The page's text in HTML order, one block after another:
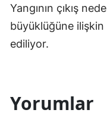
Yangının çıkış
büyüklüğüne
ediliyor.
Yorumlar